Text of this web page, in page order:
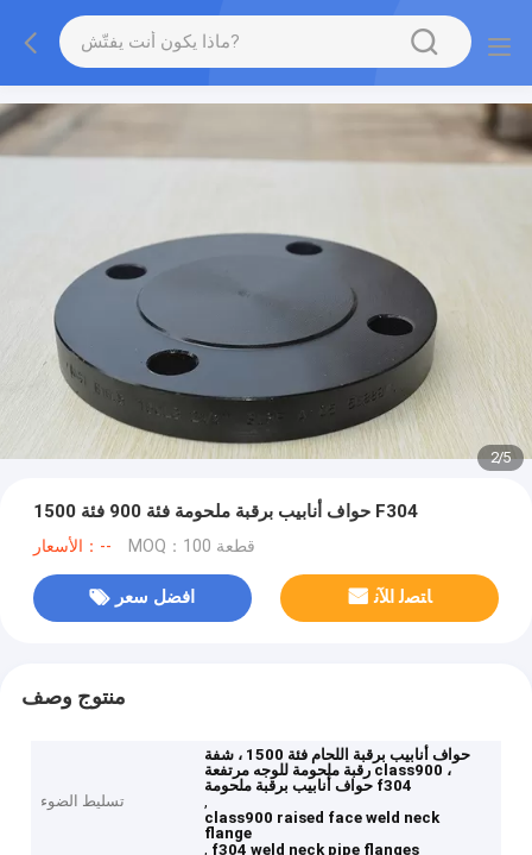
2/5
حواف أنابيب برقبة ملحومة فئة 900 فئة 1500 F304
الأسعار：-- MOQ：100 قطعة
افضل سعر ﺎﺘﺼﻟ ﺍﻶﻧ
منتوج وصف
تسليط الضوء
حواف أنابيب برقبة اللحام فئة 1500 ، شفة
رقبة ملحومة للوجه مرتفعة class900 ،
حواف أنابيب برقبة ملحومة f304
,
class900 raised face weld neck
flange
, f304 weld neck pipe flanges